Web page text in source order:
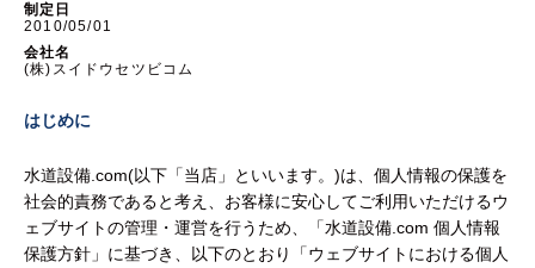
蛇 口 トイレ
ウォシュレッ
ト
給湯器 コンロ
制定日
2010/05/01
会社名
(株)スイドウセツビコム
はじめに
水道設備.com(以下「当店」といいます。)は、個人情報の保護を
社会的責務であると考え、お客様に安心してご利用いただけるウ
ェブサイトの管理・運営を行うため、「水道設備.com 個人情報
保護方針」に基づき、以下のとおり「ウェブサイトにおける個人